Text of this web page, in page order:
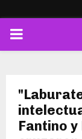
PRIMARY
Fantino